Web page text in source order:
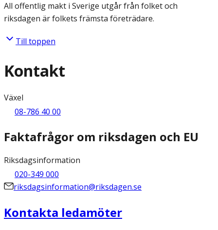
All offentlig makt i Sverige utgår från folket och
riksdagen är folkets främsta företrädare.
Till toppen
Kontakt
Växel
08-786 40 00
Faktafrågor om riksdagen och EU
Riksdagsinformation
020-349 000
riksdagsinformation@riksdagen.se
Kontakta ledamöter